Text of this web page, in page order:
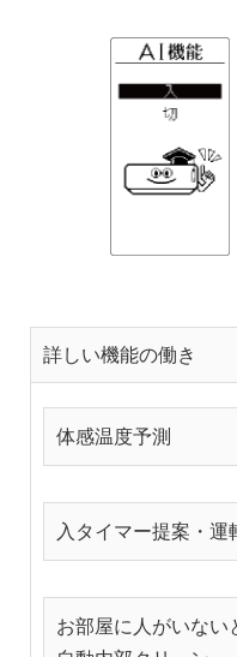
詳しい機能の働き
体感温度予測
入タイマー提案・運
お部屋に人がいない